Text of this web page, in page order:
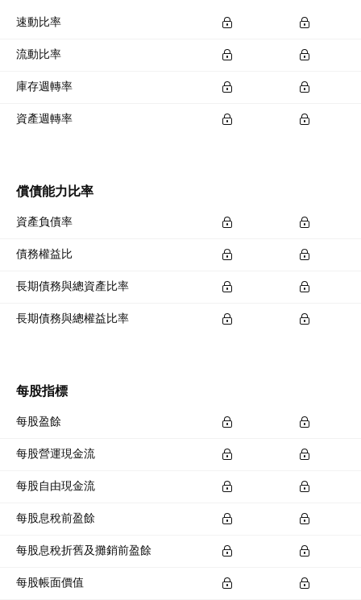
速動比率
流動比率
庫存週轉率
資產週轉率
償債能力比率
資產負債率
債務權益比
長期債務與總資產比率
長期債務與總權益比率
每股指標
每股盈餘
每股營運現金流
每股自由現金流
每股息稅前盈餘
每股息稅折舊及攤銷前盈餘
每股帳面價值